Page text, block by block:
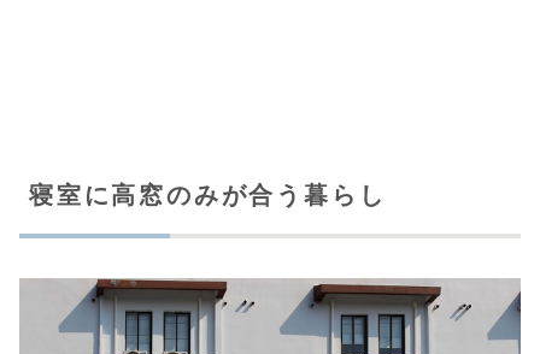
寝室に高窓のみが合う暮らし